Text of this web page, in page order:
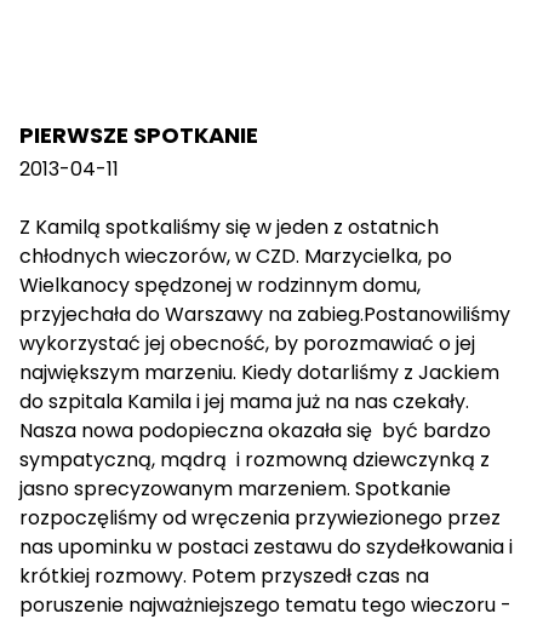
PIERWSZE SPOTKANIE
2013-04-11
Z Kamilą spotkaliśmy się w jeden z ostatnich
chłodnych wieczorów, w CZD. Marzycielka, po
Wielkanocy spędzonej w rodzinnym domu,
przyjechała do Warszawy na zabieg.Postanowiliśmy
wykorzystać jej obecność, by porozmawiać o jej
największym marzeniu. Kiedy dotarliśmy z Jackiem
do szpitala Kamila i jej mama już na nas czekały.
Nasza nowa podopieczna okazała się być bardzo
sympatyczną, mądrą i rozmowną dziewczynką z
jasno sprecyzowanym marzeniem. Spotkanie
rozpoczęliśmy od wręczenia przywiezionego przez
nas upominku w postaci zestawu do szydełkowania i
krótkiej rozmowy. Potem przyszedł czas na
poruszenie najważniejszego tematu tego wieczoru -